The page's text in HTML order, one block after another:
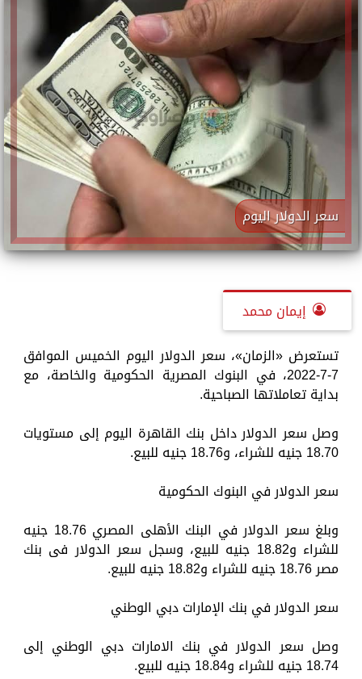
سعر الدولار اليوم
إيمان محمد
تستعرض «الزمان»، سعر الدولار اليوم الخميس الموافق
7-7-2022، في البنوك المصرية الحكومية والخاصة، مع
بداية تعاملاتها الصباحية.
وصل سعر الدولار داخل بنك القاهرة اليوم إلى مستويات
18.70 جنيه للشراء، و18.76 جنيه للبيع.
سعر الدولار في البنوك الحكومية
وبلغ سعر الدولار في البنك الأهلى المصري 18.76 جنيه
للشراء و18.82 جنيه للبيع، وسجل سعر الدولار فى بنك
مصر 18.76 جنيه للشراء و18.82 جنيه للبيع.
سعر الدولار في بنك الإمارات دبي الوطني
وصل سعر الدولار في بنك الامارات دبي الوطني إلى
18.74 جنيه للشراء و18.84 جنيه للبيع.